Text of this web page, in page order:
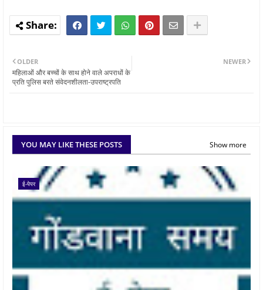
NEWER
OLDER
महिलाओं और बच्चों के साथ होने वाले अपराधों के
प्रति पुलिस बरते संवेदनशीलता-उपराष्ट्रपति
YOU MAY LIKE THESE POSTS Show more
ई-पेपर